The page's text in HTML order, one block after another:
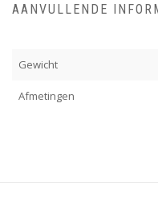
AANVULLENDE
Gewicht
Afmetingen